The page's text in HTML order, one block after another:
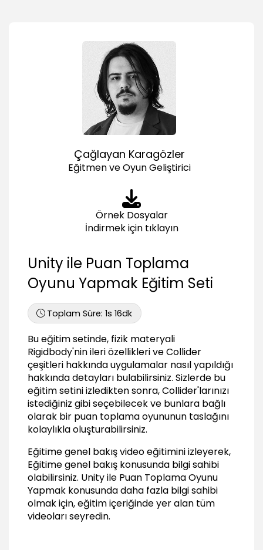
Puan toplama demo - Çarpışma tespiti ve
Puan toplama demo - Destroy ve rotate
Puan toplama demo - Prefab ile çoğaltma
AssetStore - Kullanışlı ücretsiz paketler
Çağlayan Karagözler
Eğitmen ve Oyun Geliştirici
Örnek Dosyalar
İndirmek için tıklayın
Unity ile Puan Toplama
Oyunu Yapmak Eğitim Seti
Toplam Süre:1s 16dk
Bu eğitim setinde, fizik materyali
Rigidbody'nin ileri özellikleri ve Collider
çeşitleri hakkında uygulamalar nasıl yapıldığı
hakkında detayları bulabilirsiniz. Sizlerde bu
eğitim setini izledikten sonra, Collider'larınızı
istediğiniz gibi seçebilecek ve bunlara bağlı
olarak bir puan toplama oyununun taslağını
kolaylıkla oluşturabilirsiniz.
Eğitime genel bakış video eğitimini izleyerek,
Eğitime genel bakış konusunda bilgi sahibi
olabilirsiniz. Unity ile Puan Toplama Oyunu
Yapmak konusunda daha fazla bilgi sahibi
olmak için, eğitim içeriğinde yer alan tüm
videoları seyredin.